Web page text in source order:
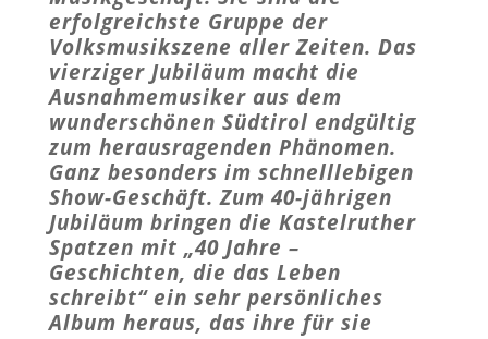
erfolgreichste Gruppe der
Volksmusikszene aller Zeiten. Das
vierziger Jubiläum macht die
Ausnahmemusiker aus dem
wunderschönen Südtirol endgültig
zum herausragenden Phänomen.
Ganz besonders im schnelllebigen
Show-Geschäft. Zum 40-jährigen
Jubiläum bringen die Kastelruther
Spatzen mit „40 Jahre –
Geschichten, die das Leben
schreibt“ ein sehr persönliches
Album heraus, das ihre für sie